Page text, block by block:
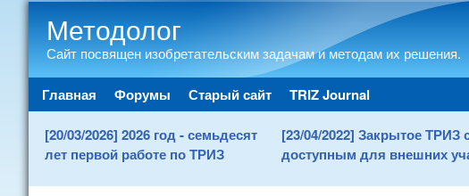
Методолог
Сайт посвящен изобретательским задачам и методам их решения.
Main menu
Главная Форумы Старый сайт TRIZ Journal
[20/03/2026] 2026 год - семьдесят
лет первой работе по ТРИЗ
[23/04/2022] Закрытое ТРИЗ
доступным для внешних